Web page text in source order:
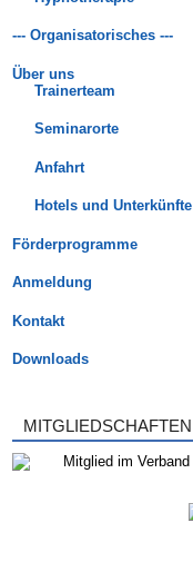
--- Organisatorisches ---
Über uns
Trainerteam
Seminarorte
Anfahrt
Hotels und Unterkünfte
Förderprogramme
Anmeldung
Kontakt
Downloads
MITGLIEDSCHAFTEN